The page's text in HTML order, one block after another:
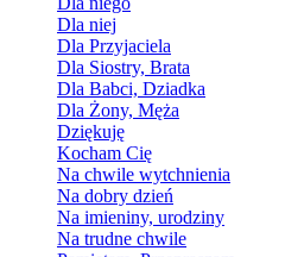
Dla niej
Dla Przyjaciela
Dla Siostry, Brata
Dla Babci, Dziadka
Dla Żony, Męża
Dziękuję
Kocham Cię
Na chwile wytchnienia
Na dobry dzień
Na imieniny, urodziny
Na trudne chwile